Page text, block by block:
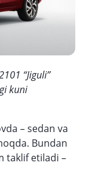
“Jiguli”
kuni
– sedan va
Bundan
taklif etiladi –